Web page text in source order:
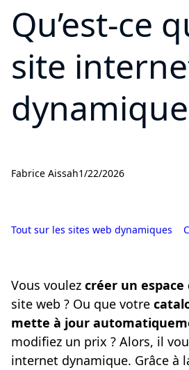
Qu’est-ce
site
Fabrice Aissah1/22/2026
Tout sur les sites web dynamiques
Vous voulez créer un
site web ? Ou que votre
mette à jour
modifiez un prix ? Alors, il
internet dynamique. Grâce à